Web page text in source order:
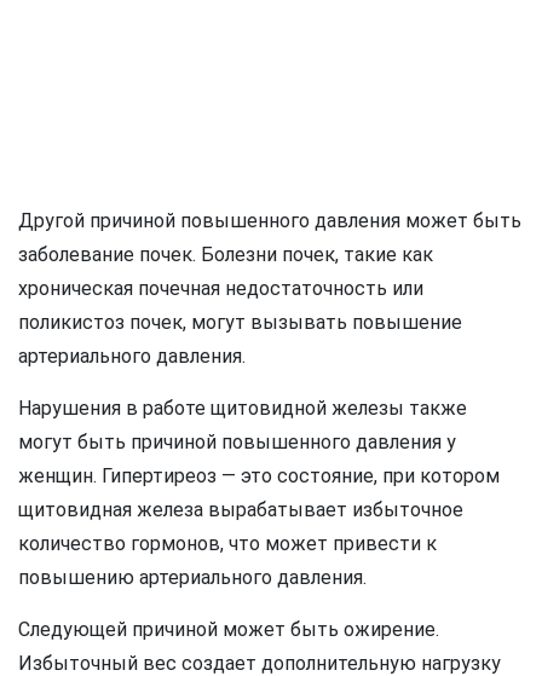
Другой причиной повышенного давления может быть
заболевание почек. Болезни почек, такие как
хроническая почечная недостаточность или
поликистоз почек, могут вызывать повышение
артериального давления.
Нарушения в работе щитовидной железы также
могут быть причиной повышенного давления у
женщин. Гипертиреоз — это состояние, при котором
щитовидная железа вырабатывает избыточное
количество гормонов, что может привести к
повышению артериального давления.
Следующей причиной может быть ожирение.
Избыточный вес создает дополнительную нагрузку